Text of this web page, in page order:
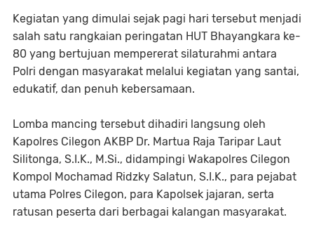
Kegiatan yang dimulai sejak pagi hari tersebut menjadi
salah satu rangkaian peringatan HUT Bhayangkara ke-
80 yang bertujuan mempererat silaturahmi antara
Polri dengan masyarakat melalui kegiatan yang santai,
edukatif, dan penuh kebersamaan.
Lomba mancing tersebut dihadiri langsung oleh
Kapolres Cilegon AKBP Dr. Martua Raja Taripar Laut
Silitonga, S.I.K., M.Si., didampingi Wakapolres Cilegon
Kompol Mochamad Ridzky Salatun, S.I.K., para pejabat
utama Polres Cilegon, para Kapolsek jajaran, serta
ratusan peserta dari berbagai kalangan masyarakat.